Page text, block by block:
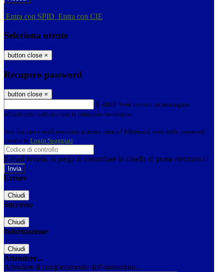
-
Entra con SPID Entra con CIE
Seleziona utente
button close ×
Recupero password
button close ×
E-mail Verrà inviato un messaggio
all'indirizzo indicato con le istruzioni necessarie.
Non hai una e-mail associata al nome utente? Effettua il reset della password
tramite la Login Spaggiari
E-mail inviata, si prega di controllare la casella di posta elettronica!
Errore
Chiudi
Successo
Chiudi
Informazione
Chiudi
Attendere...
Attendere il completamento dell'operazione...